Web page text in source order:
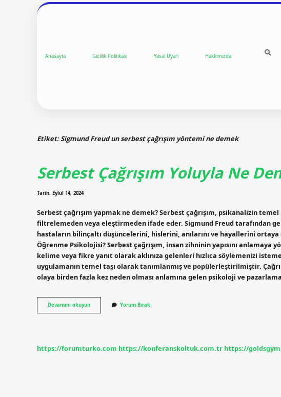
Anasayfa Gizlilik Politikası Yasal Uyarı Hakkımızda
Etiket:Sigmund Freud un serbest çağrışım yöntemi ne demek
Serbest Çağrışım Yoluyla Ne
Tarih: Eylül 14, 2024
Serbest çağrışım yapmak ne demek? Serbest çağrışım, psikanalizin
filtrelemeden veya eleştirmeden ifade eder. Sigmund Freud tarafından
hastaların bilinçaltı düşüncelerini, hislerini, anılarını ve hayallerini ortaya
Öğrenme Psikolojisi? Serbest çağrışım, insan zihninin yapısını
kelime veya fikre yanıt olarak aklınıza gelenleri hızlıca söylemenizi
uygulamanın temel taşı olarak tanımlanmış ve popülerleştirilmiştir.
olaya birden fazla kez neden olması anlamına gelen psikoloji ve
Devamını okuyunSerbest
Çağrışım
Yorum Bırak
https://forumturko.com https://konferanskoltuk.com.tr https://